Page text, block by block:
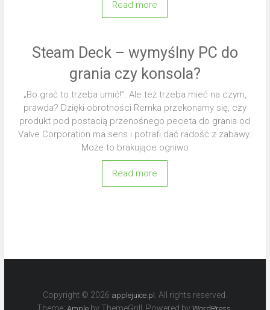
Read more
Steam Deck – wymyślny PC do
grania czy konsola?
„Bo grać to trzeba umić!”. Ale też trzeba mieć na czym,
prawda? Dzięki obrotności Remka przekonamy się, czy
produkt pod postacią przenośnego peceta do grania od
Valve Corporation ma sens i potrafi dać radość z zabawy.
Może to brakujące ogniwo
Read more
Copyright © 2026 applejuice.pl
. All rights reserved.